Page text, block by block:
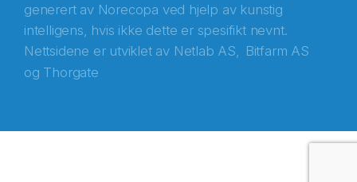
generert av Norecopa ved hjelp av kunstig
intelligens, hvis ikke dette er spesifikt nevnt.
Nettsidene er utviklet av Netlab AS, Bitfarm AS
og Thorgate
Recaptcha